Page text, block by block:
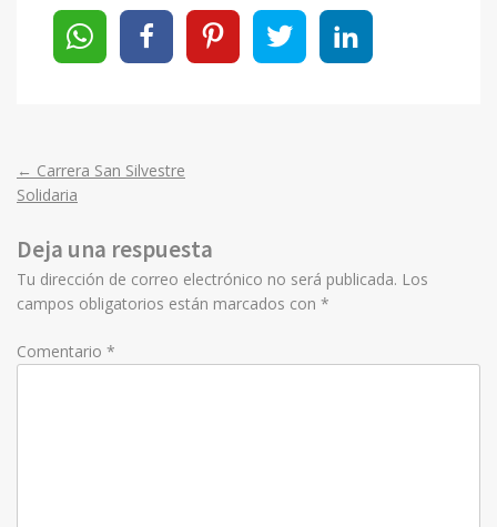
Post
navigation
← Carrera San Silvestre
Solidaria
Deja una respuesta
Tu dirección de correo electrónico no será publicada. Los
campos obligatorios están marcados con *
Comentario *